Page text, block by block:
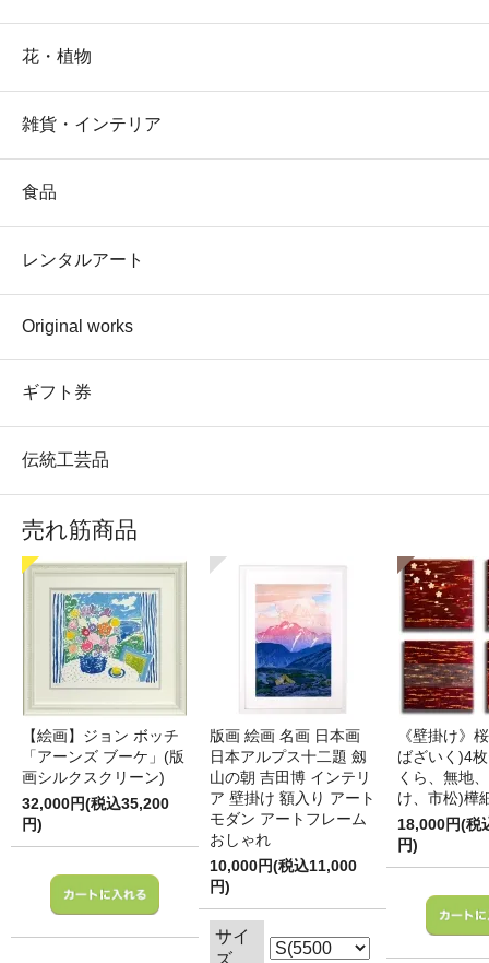
花・植物
雑貨・インテリア
食品
レンタルアート
Original works
ギフト券
伝統工芸品
売れ筋商品
【絵画】ジョン ボッチ
「アーンズ ブーケ」(版
画シルクスクリーン)
32,000円(税込35,200
円)
版画 絵画 名画 日本画
日本アルプス十二題 劔
山の朝 吉田博 インテリ
ア 壁掛け 額入り アート
モダン アートフレーム
おしゃれ
10,000円(税込11,000
円)
サイ
《壁掛け》
ばざいく)4
くら、無地
け、市松)樺
18,000円(税
円)